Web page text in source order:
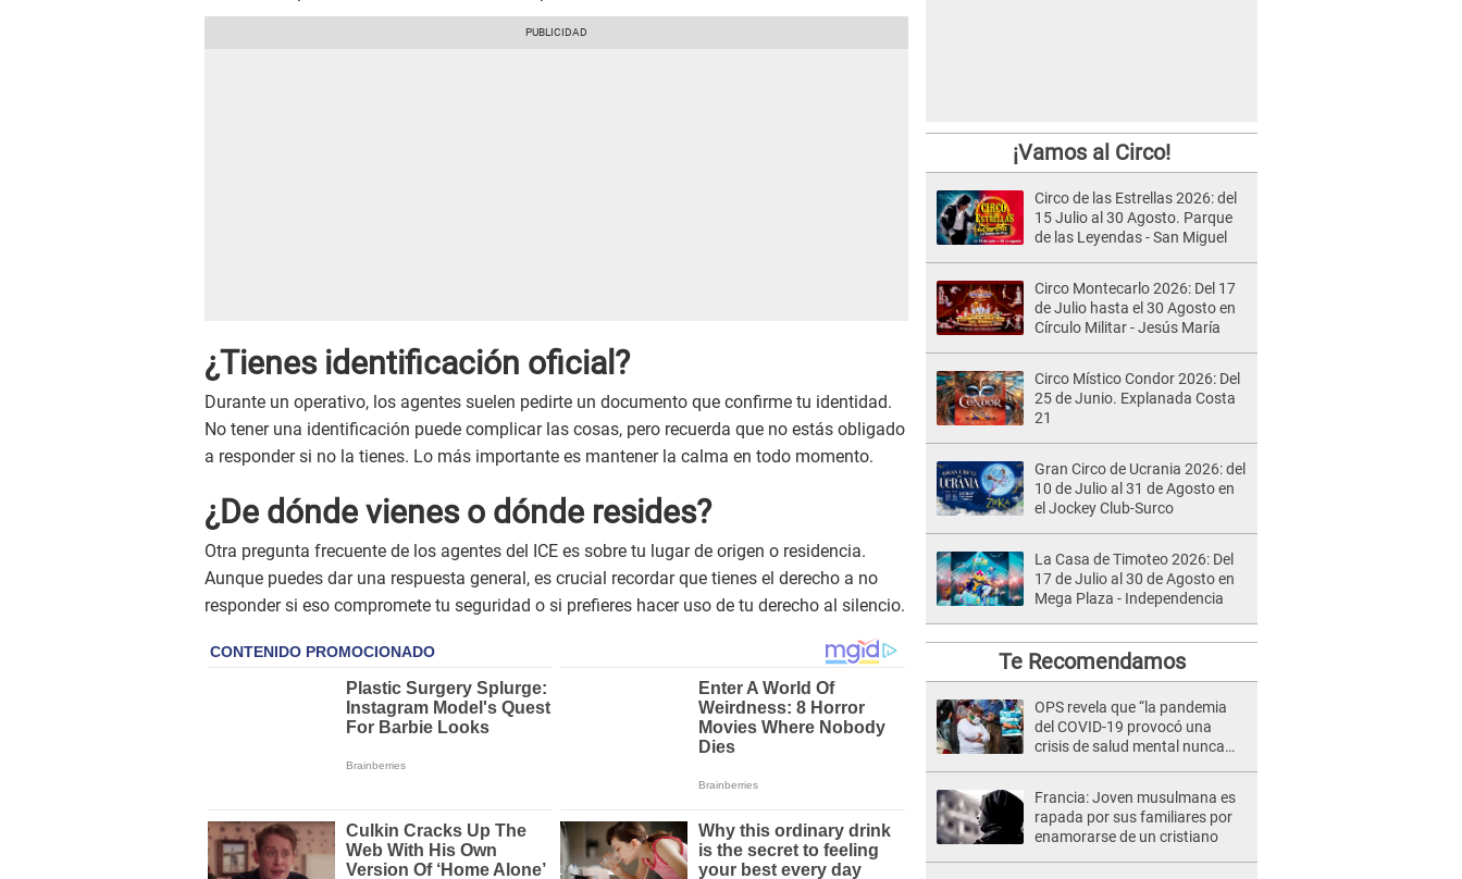
¿Tienes identificación oficial?
Durante un operativo, los agentes suelen pedirte un documento que confirme tu identidad.
No tener una identificación puede complicar las cosas, pero recuerda que no estás obligado
a responder si no la tienes. Lo más importante es mantener la calma en todo momento.
¿De dónde vienes o dónde resides?
Otra pregunta frecuente de los agentes del ICE es sobre tu lugar de origen o residencia.
Aunque puedes dar una respuesta general, es crucial recordar que tienes el derecho a no
responder si eso compromete tu seguridad o si prefieres hacer uso de tu derecho al silencio.
¡Vamos al Circo!
Circo de las Estrellas 2026: del
15 Julio al 30 Agosto. Parque
de las Leyendas - San Miguel
Circo Montecarlo 2026: Del 17
de Julio hasta el 30 Agosto en
Círculo Militar - Jesús María
Circo Místico Condor 2026: Del
25 de Junio. Explanada Costa
21
Gran Circo de Ucrania 2026: del
10 de Julio al 31 de Agosto en
el Jockey Club-Surco
La Casa de Timoteo 2026: Del
17 de Julio al 30 de Agosto en
Mega Plaza - Independencia
Te Recomendamos
OPS revela que “la pandemia
del COVID-19 provocó una
crisis de salud mental nunca
Francia: Joven musulmana es
rapada por sus familiares por
enamorarse de un cristiano